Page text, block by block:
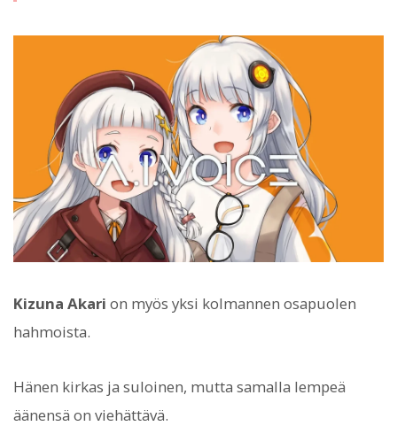
Kizuna Akari on myös yksi kolmannen osapuolen
hahmoista.
Hänen kirkas ja suloinen, mutta samalla lempeä
äänensä on viehättävä.